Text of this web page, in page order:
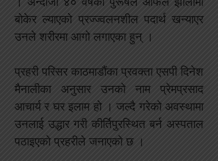
बोकेर ल्याएको प्रज्ज्वलनशील पदार्थ खन्याएर
उनले शरीरमा आगो लगाएका हुन् ।
प्रहरी परिसर काठमाडौंका प्रवक्ता एसपी दिनेश
मैनालीका अनुसार उनको नाम प्रेमप्रसाद
आचार्य र घर इलाम हो । जल्दै गरेको अवस्थामा
उनलाई उद्धार गरी कीर्तिपुरस्थित बर्न अस्पताल
पठाइएको प्रहरीले जनाएको छ ।